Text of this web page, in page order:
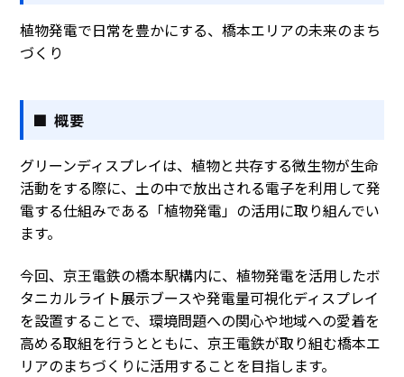
植物発電で日常を豊かにする、橋本エリアの未来のまち
づくり
■ 概要
グリーンディスプレイは、植物と共存する微生物が生命
活動をする際に、土の中で放出される電子を利用して発
電する仕組みである「植物発電」の活用に取り組んでい
ます。
今回、京王電鉄の橋本駅構内に、植物発電を活用したボ
タニカルライト展示ブースや発電量可視化ディスプレイ
を設置することで、環境問題への関心や地域への愛着を
高める取組を行うとともに、京王電鉄が取り組む橋本エ
リアのまちづくりに活用することを目指します。